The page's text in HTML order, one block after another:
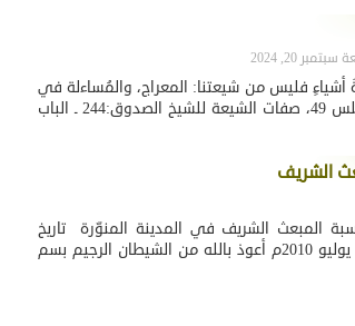
20, 2024
أشياءٍ فليس من شيعتنا: المعراج، والمُساءلة في
القبر، والشفاعة » ( أمالي الصدوق:370 / ح 5 ـ المجلس 49، صفات الشيعة للشيخ الصدوق:244 ـ الباب
الشريف
المبعث الشريف في المدينة المنوّرة تاريخ
المحاضرة: ليلة 27 رجب 1431هـ ، الموافق (تقريباً) 8 يوليو 2010م أعوذ بالله من الشيطان الرجيم بسم